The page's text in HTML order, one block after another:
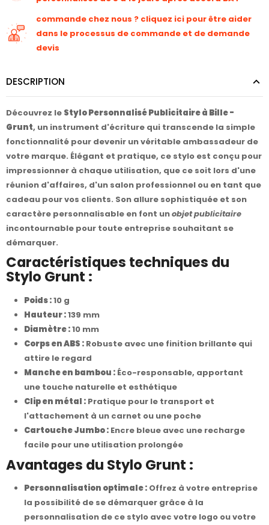
commande chez nous ? cliquez ici pour être aider
dans le processus de commande et de demande
devis
DESCRIPTION
Découvrez le Stylo Personnalisé Publicitaire à Bille -
Grunt, un instrument d'écriture qui transcende la simple
fonctionnalité pour devenir un véritable ambassadeur de
votre marque. Élégant et pratique, ce stylo est conçu pour
impressionner à chaque utilisation, que ce soit lors d'une
réunion d'affaires, d'un salon professionnel ou en tant que
cadeau pour vos clients. Son allure sophistiquée et son
caractère personnalisable en font unobjet publicitaire
incontournable pour toute entreprise souhaitant se
démarquer.
Caractéristiques techniques du
Stylo Grunt :
Poids :10 g
Hauteur :139 mm
Diamètre :10 mm
Corps en ABS : Robuste avec une finition brillante qui
attire le regard
Manche en bambou : Éco-responsable, apportant
une touche naturelle et esthétique
Clip en métal : Pratique pour le transport et
l'attachement à un carnet ou une poche
Cartouche Jumbo : Encre bleue avec une recharge
facile pour une utilisation prolongée
Avantages du Stylo Grunt :
Personnalisation optimale : Offrez à votre entreprise
la possibilité de se démarquer grâce à la
personnalisation de ce stylo avec votre logo ou votre